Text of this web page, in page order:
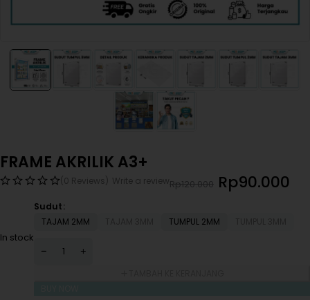
FRAME AKRILIK A3+
(0 Reviews) Write a review Rp120.000 Rp90.000
In stock
Sudut
TAJAM 2MM
TUMPUL 2MM